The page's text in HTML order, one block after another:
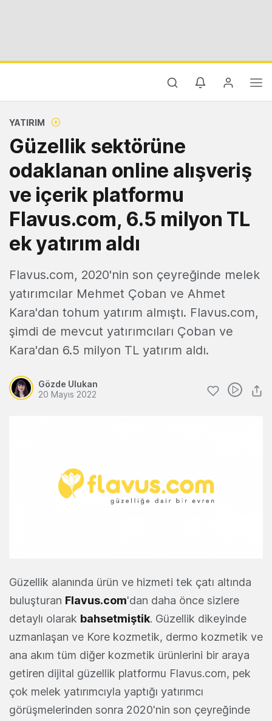
YATIRIM
Güzellik sektörüne
odaklanan online alışveriş
ve içerik platformu
Flavus.com, 6.5 milyon TL
ek yatırım aldı
Flavus.com, 2020'nin son çeyreğinde melek
yatırımcılar Mehmet Çoban ve Ahmet
Kara'dan tohum yatırım almıştı. Flavus.com,
şimdi de mevcut yatırımcıları Çoban ve
Kara'dan 6.5 milyon TL yatırım aldı.
Gözde Ulukan
20 Mayıs 2022
Güzellik alanında ürün ve hizmeti tek çatı altında
buluşturan Flavus.com'dan daha önce sizlere
detaylı olarak bahsetmiştik. Güzellik dikeyinde
uzmanlaşan ve Kore kozmetik, dermo kozmetik ve
ana akım tüm diğer kozmetik ürünlerini bir araya
getiren dijital güzellik platformu Flavus.com, pek
çok melek yatırımcıyla yaptığı yatırımcı
görüşmelerinden sonra 2020'nin son çeyreğinde